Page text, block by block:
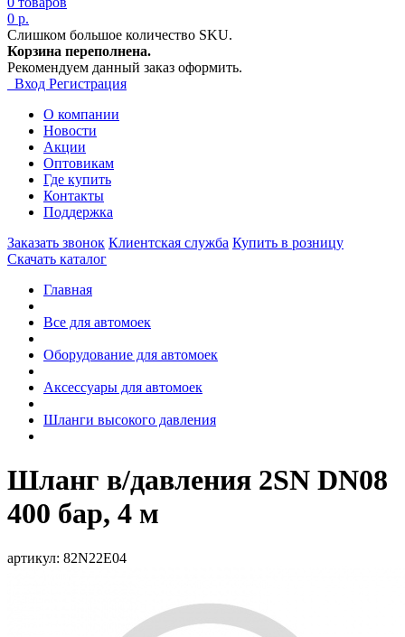
0 р.
Слишком большое количество SKU.
Корзина переполнена.
Рекомендуем данный заказ оформить.
Вход Регистрация
О компании
Новости
Акции
Оптовикам
Где купить
Контакты
Поддержка
Заказать звонок Клиентская служба Купить в розницу
Скачать каталог
Главная
Все для автомоек
Оборудование для автомоек
Аксессуары для автомоек
Шланги высокого давления
Шланг в/давления 2SN DN08
400 бар, 4 м
артикул: 82N22E04